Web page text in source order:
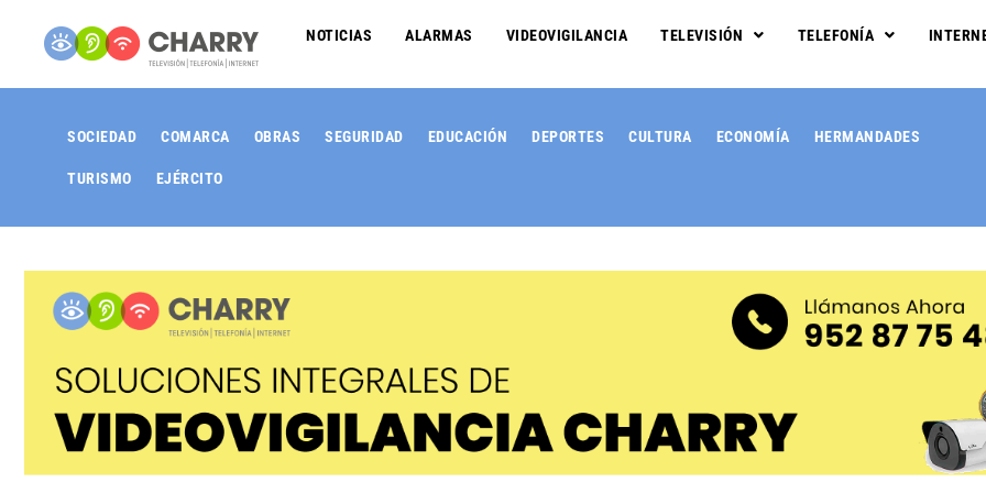
NOTICIAS ALARMAS VIDEOVIGILANCIA TELEVISIÓN TELEFONÍA
SOCIEDAD COMARCA OBRAS SEGURIDAD EDUCACIÓN DEPORTES CULTURA ECONOMÍA HERMANDADES
TURISMO EJÉRCITO